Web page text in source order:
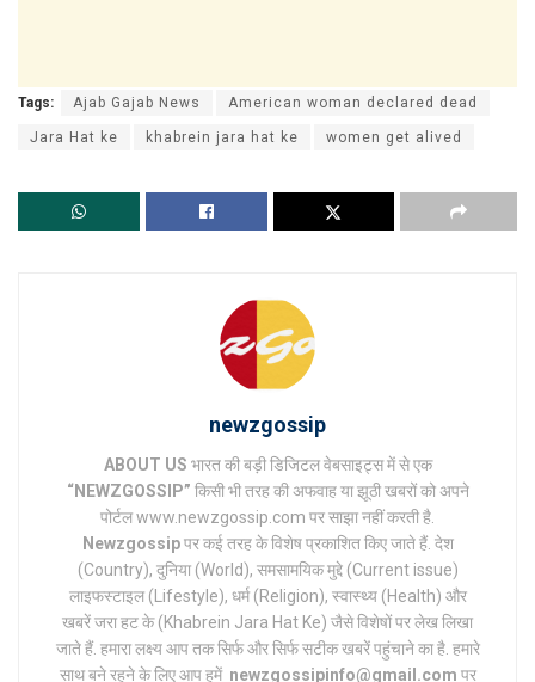
Tags: Ajab Gajab News American woman declared dead
Jara Hat ke khabrein jara hat ke women get alived
newzgossip
ABOUT US भारत की बड़ी डिजिटल वेबसाइट्स में से एक
“NEWZGOSSIP” किसी भी तरह की अफवाह या झूठी खबरों को अपने
पोर्टल www.newzgossip.com पर साझा नहीं करती है.
Newzgossipपर कई तरह के विशेष प्रकाशित किए जाते हैं. देश
(Country), दुनिया (World), समसामयिक मुद्दे (Current issue)
लाइफस्टाइल (Lifestyle), धर्म (Religion), स्वास्थ्य (Health) और
खबरें जरा हट के (Khabrein Jara Hat Ke) जैसे विशेषों पर लेख लिखा
जाते हैं. हमारा लक्ष्य आप तक सिर्फ और सिर्फ सटीक खबरें पहुंचाने का है. हमारे
साथ बने रहने के लिए आप हमें newzgossipinfo@gmail.com पर